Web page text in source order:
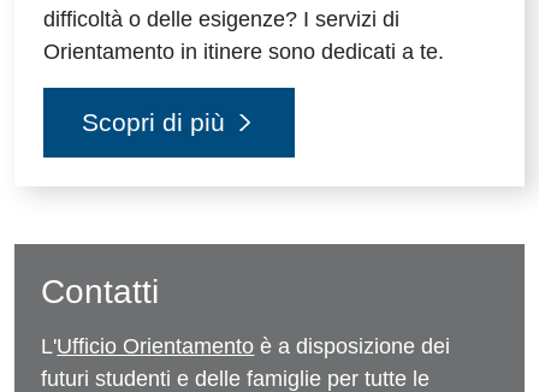
difficoltà o delle esigenze? I servizi di
Orientamento in itinere sono dedicati a te.
Scopri di più
Contatti
L'Ufficio Orientamento è a disposizione dei
futuri studenti e delle famiglie per tutte le